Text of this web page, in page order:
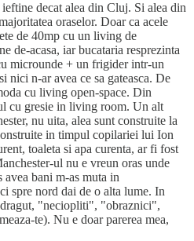
decat alea din Cluj. Si alea din
oraselor. Doar ca acele
de 40mp cu un living de
de-acasa, iar bucataria resprezinta
microunde + un frigider intr-un
nici n-ar avea ce sa gateasca. De
cu living open-space. Din
cu gresie in living room. Un alt
nu uita, alea sunt construite la
in timpul copilariei lui Ion
toaleta si apa curenta, ar fi fost
ul nu e vreun oras unde
bani m-as muta in
spre nord dai de o alta lume. In
"neciopliti", "obraznici",
te). Nu e doar parerea mea,